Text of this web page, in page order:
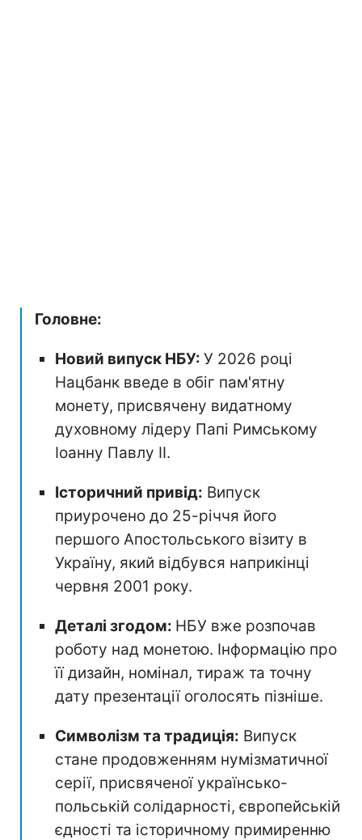
Головне:
Новий випуск НБУ: У 2026 році
Нацбанк введе в обіг пам'ятну
монету, присвячену видатному
духовному лідеру Папі Римському
Іоанну Павлу II.
Історичний привід: Випуск
приурочено до 25-річчя його
першого Апостольського візиту в
Україну, який відбувся наприкінці
червня 2001 року.
Деталі згодом: НБУ вже розпочав
роботу над монетою. Інформацію про
її дизайн, номінал, тираж та точну
дату презентації оголосять пізніше.
Символізм та традиція: Випуск
стане продовженням нумізматичної
серії, присвяченої українсько-
польській солідарності, європейській
єдності та історичному примиренню